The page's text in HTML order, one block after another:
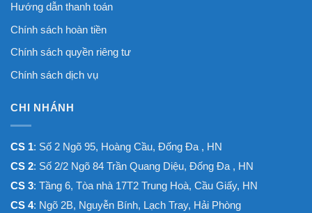
Hướng dẫn thanh toán
Chính sách hoàn tiền
Chính sách quyền riêng tư
Chính sách dịch vụ
CHI NHÁNH
CS 1: Số 2 Ngõ 95, Hoàng Cầu, Đống Đa , HN
CS 2: Số 2/2 Ngõ 84 Trần Quang Diệu, Đống Đa , HN
CS 3: Tầng 6, Tòa nhà 17T2 Trung Hoà, Cầu Giấy, HN
CS 4: Ngõ 2B, Nguyễn Bính, Lạch Tray, Hải Phòng